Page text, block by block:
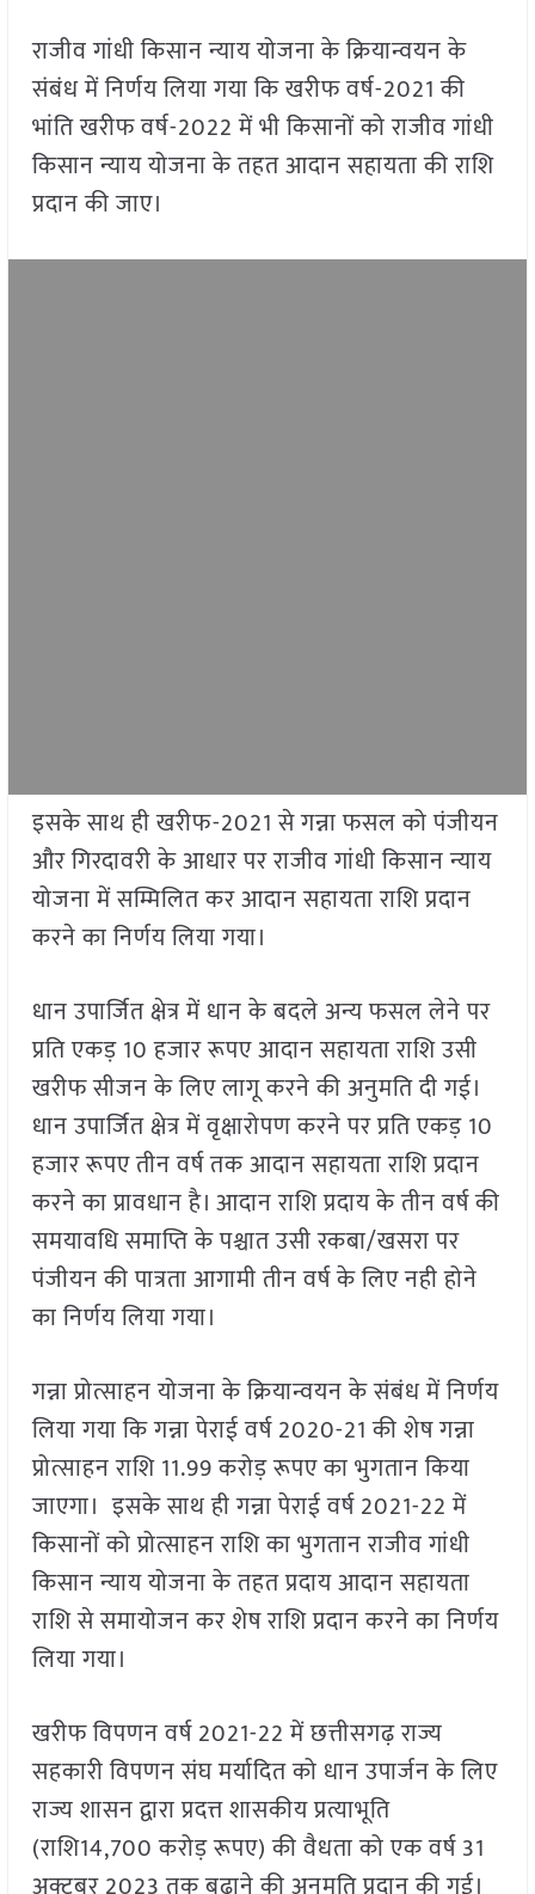
राजीव गांधी किसान न्याय योजना के क्रियान्वयन के
संबंध में निर्णय लिया गया कि खरीफ वर्ष-2021 की
भांति खरीफ वर्ष-2022 में भी किसानों को राजीव गांधी
किसान न्याय योजना के तहत आदान सहायता की राशि
प्रदान की जाए।
इसके साथ ही खरीफ-2021 से गन्ना फसल को पंजीयन
और गिरदावरी के आधार पर राजीव गांधी किसान न्याय
योजना में सम्मिलित कर आदान सहायता राशि प्रदान
करने का निर्णय लिया गया।
धान उपार्जित क्षेत्र में धान के बदले अन्य फसल लेने पर
प्रति एकड़ 10 हजार रूपए आदान सहायता राशि उसी
खरीफ सीजन के लिए लागू करने की अनुमति दी गई।
धान उपार्जित क्षेत्र में वृक्षारोपण करने पर प्रति एकड़ 10
हजार रूपए तीन वर्ष तक आदान सहायता राशि प्रदान
करने का प्रावधान है। आदान राशि प्रदाय के तीन वर्ष की
समयावधि समाप्ति के पश्चात उसी रकबा/खसरा पर
पंजीयन की पात्रता आगामी तीन वर्ष के लिए नही होने
का निर्णय लिया गया।
गन्ना प्रोत्साहन योजना के क्रियान्वयन के संबंध में निर्णय
लिया गया कि गन्ना पेराई वर्ष 2020-21 की शेष गन्ना
प्रोत्साहन राशि 11.99 करोड़ रूपए का भुगतान किया
जाएगा। इसके साथ ही गन्ना पेराई वर्ष 2021-22 में
किसानों को प्रोत्साहन राशि का भुगतान राजीव गांधी
किसान न्याय योजना के तहत प्रदाय आदान सहायता
राशि से समायोजन कर शेष राशि प्रदान करने का निर्णय
लिया गया।
खरीफ विपणन वर्ष 2021-22 में छत्तीसगढ़ राज्य
सहकारी विपणन संघ मर्यादित को धान उपार्जन के लिए
राज्य शासन द्वारा प्रदत्त शासकीय प्रत्याभूति
(राशि14,700 करोड़ रूपए) की वैधता को एक वर्ष 31